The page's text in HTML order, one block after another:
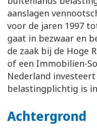
aanslagen
voor de jaren 1997
gaat in bezwaar en
de zaak bij de Hoge
of een Immobilien-
Nederland
belastingplichtig is
Achtergrond